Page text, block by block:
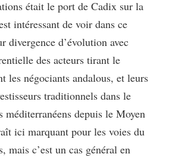
était le port de Cadix sur la
intéressant de voir dans ce
divergence d’évolution avec
des acteurs tirant le
les négociants andalous, et leurs
traditionnels dans le
méditerranéens depuis le Moyen
ici marquant pour les voies du
mais c’est un cas général en